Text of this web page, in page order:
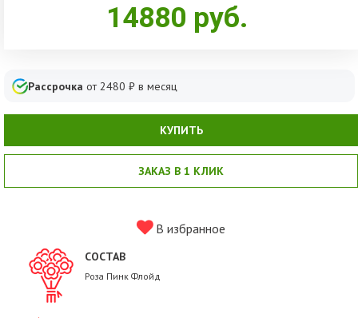
14880 руб.
Рассрочка от 2480 ₽ в месяц
КУПИТЬ
ЗАКАЗ В 1 КЛИК
В избранное
СОСТАВ
Роза Пинк Флойд